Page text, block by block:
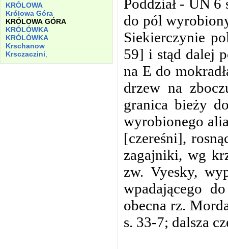
KRÓLOWA
Królowa Góra
KRÓLOWA GÓRA
KRÓLÓWKA
KRÓLÓWKA
Krschanow
Krsczaczini
Poddział - UN
do pól
Siekierczynie
59] i stąd dalej
na E do
drzew na
granica bieży
wyrobionego
[czereśni],
zagajniki, wg
zw. Vyesky,
wpadającego
obecna rz.
s. 33-7; dalsza